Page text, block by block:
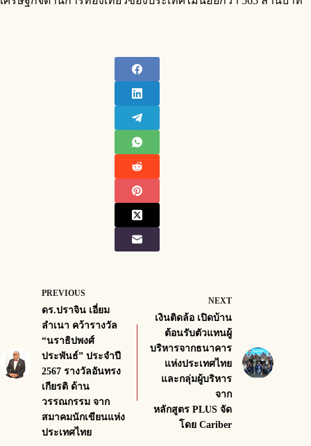
PREVIOUS
ดร.ปราจิน เอี่ยม
ลำเนา คว้ารางวัล
“นราธิปพงศ์
ประพันธ์” ประจำปี
2567 รางวัลอันทรง
เกียรติ ด้าน
วรรณกรรม จาก
สมาคมนักเขียนแห่ง
ประเทศไทย
NEXT
เงินติดล้อ เปิดบ้าน
ต้อนรับตัวแทนผู้
บริหารจากธนาคาร
แห่งประเทศไทย
และกลุ่มผู้บริหาร
จาก
หลักสูตร PLUS จัด
โดย Cariber